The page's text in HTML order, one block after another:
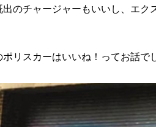
のチャージャーもいいし、エク
リスカーはいいね！ってお話でし